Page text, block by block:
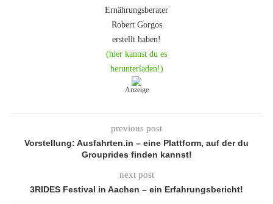
Ernährungsberater
Robert Gorgos
erstellt haben!
(hier kannst du es
herunterladen!)
Anzeige
previous post
Vorstellung: Ausfahrten.in – eine Plattform, auf der du
Grouprides finden kannst!
next post
3RIDES Festival in Aachen – ein Erfahrungsbericht!